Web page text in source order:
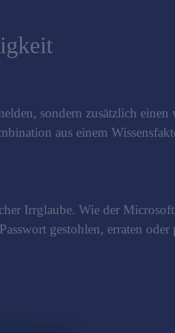
sondern zusätzlich einen
aus einem
Irrglaube. Wie der
gestohlen, erraten oder